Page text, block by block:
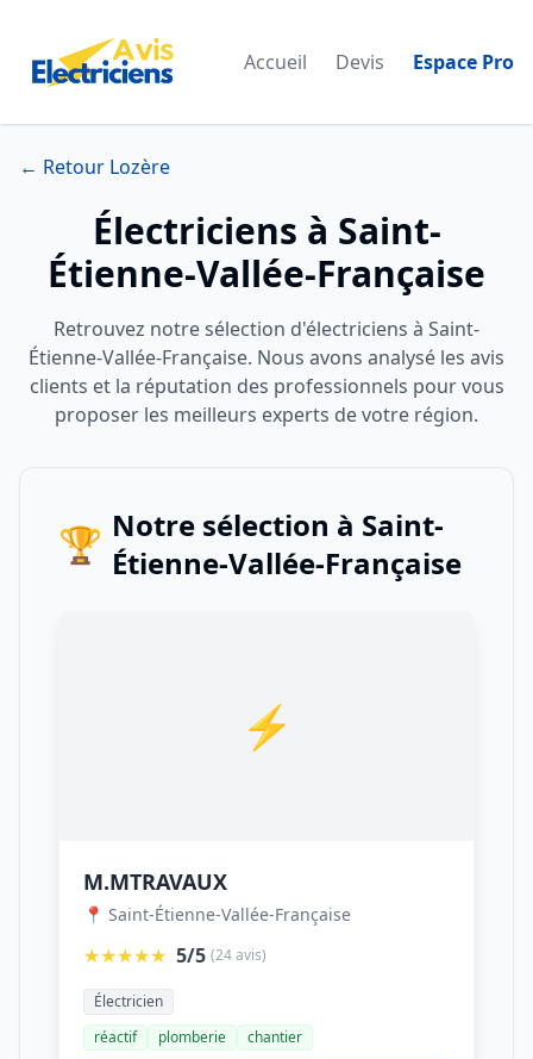
Accueil Devis Espace Pro
← Retour Lozère
Électriciens à Saint-
Étienne-Vallée-Française
Retrouvez notre sélection d'électriciens à Saint-
Étienne-Vallée-Française. Nous avons analysé les avis
clients et la réputation des professionnels pour vous
proposer les meilleurs experts de votre région.
🏆 Notre sélection à Saint-
Étienne-Vallée-Française
⚡
M.MTRAVAUX
📍 Saint-Étienne-Vallée-Française
★★★★★ 5/5 (24 avis)
Électricien
réactif
plomberie chantier